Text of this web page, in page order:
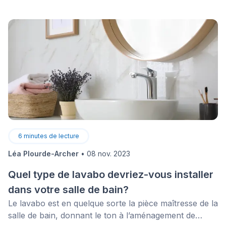
6 minutes de lecture
Léa Plourde-Archer • 08 nov. 2023
Quel type de lavabo devriez-vous installer
dans votre salle de bain?
Le lavabo est en quelque sorte la pièce maîtresse de la
salle de bain, donnant le ton à l’aménagement de